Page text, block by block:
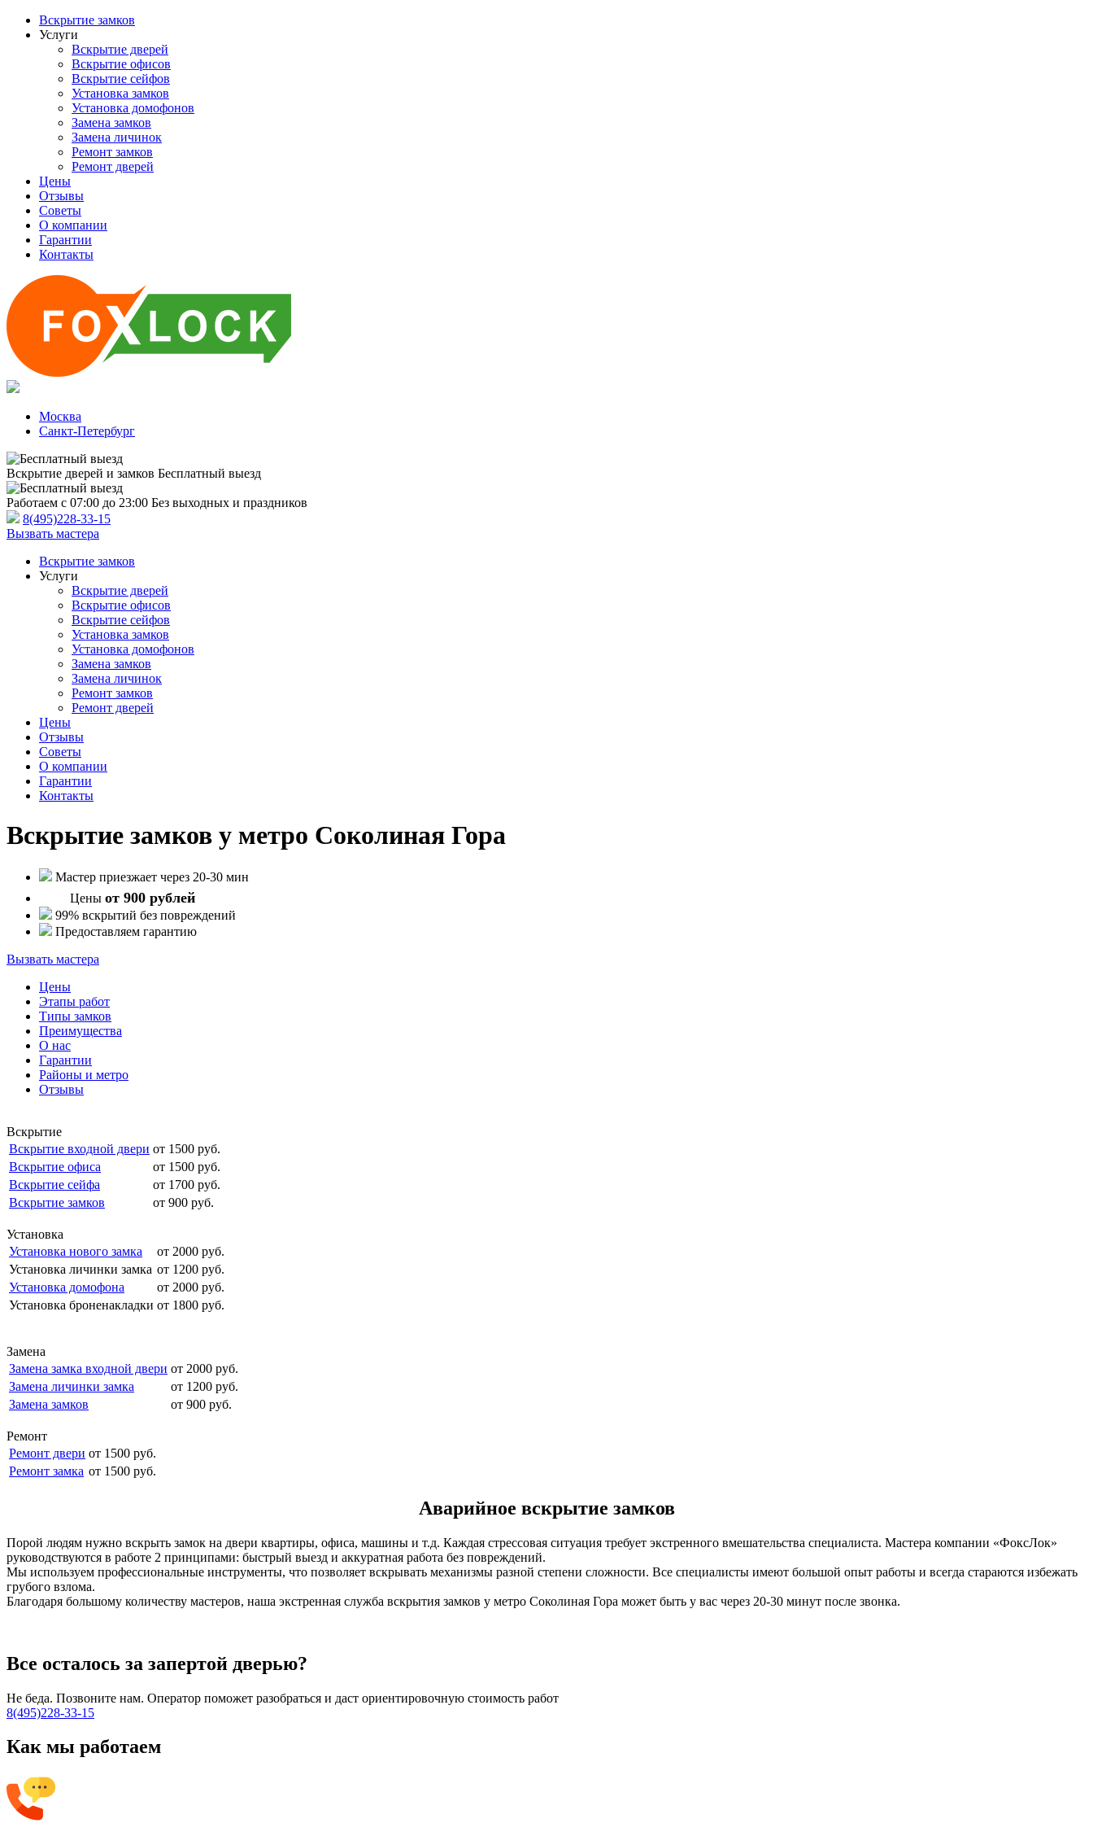
Вскрытие замков
Услуги
Вскрытие дверей
Вскрытие офисов
Вскрытие сейфов
Установка замков
Установка домофонов
Замена замков
Замена личинок
Ремонт замков
Ремонт дверей
Цены
Отзывы
Советы
О компании
Гарантии
Контакты
Москва
Санкт-Петербург
Вскрытие дверей и замков Бесплатный выезд
Работаем с 07:00 до 23:00 Без выходных и праздников
8(495)228-33-15
Вызвать мастера
Вскрытие замков
Услуги
Вскрытие дверей
Вскрытие офисов
Вскрытие сейфов
Установка замков
Установка домофонов
Замена замков
Замена личинок
Ремонт замков
Ремонт дверей
Цены
Отзывы
Советы
О компании
Гарантии
Контакты
Вскрытие замков у метро Соколиная Гора
Мастер приезжает через 20-30 мин
Цены от 900 рублей
99% вскрытий без повреждений
Предоставляем гарантию
Вызвать мастера
Цены
Этапы работ
Типы замков
Преимущества
О нас
Гарантии
Районы и метро
Отзывы
Вскрытие
Вскрытие входной двери от 1500 руб.
Вскрытие офиса
от 1500 руб.
Вскрытие сейфа
от 1700 руб.
Вскрытие замков
от 900 руб.
Установка
Установка нового замка
от 2000 руб.
Установка личинки замка от 1200 руб.
Установка домофона
от 2000 руб.
Установка броненакладки от 1800 руб.
Замена
Замена замка входной двери от 2000 руб.
Замена личинки замка
от 1200 руб.
Замена замков
от 900 руб.
Ремонт
Ремонт двери от 1500 руб.
Ремонт замка от 1500 руб.
Аварийное вскрытие замков
Порой людям нужно вскрыть замок на двери квартиры, офиса, машины и т.д. Каждая стрессовая ситуация требует экстренного вмешательства специалиста. Мастера компании «ФоксЛок»
руководствуются в работе 2 принципами: быстрый выезд и аккуратная работа без повреждений.
Мы используем профессиональные инструменты, что позволяет вскрывать механизмы разной степени сложности. Все специалисты имеют большой опыт работы и всегда стараются избежать
грубого взлома.
Благодаря большому количеству мастеров, наша экстренная служба вскрытия замков у метро Соколиная Гора может быть у вас через 20-30 минут после звонка.
Все осталось за запертой дверью?
Не беда. Позвоните нам. Оператор поможет разобраться и даст ориентировочную стоимость работ
8(495)228-33-15
Как мы работаем